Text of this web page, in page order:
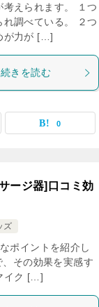
えられます。 １つ
調べている。 ２つ
が力が […]
続きを読む
0
ージ器]口コミ効
ズ
ポイントを紹介し
その効果を実感す
イク […]